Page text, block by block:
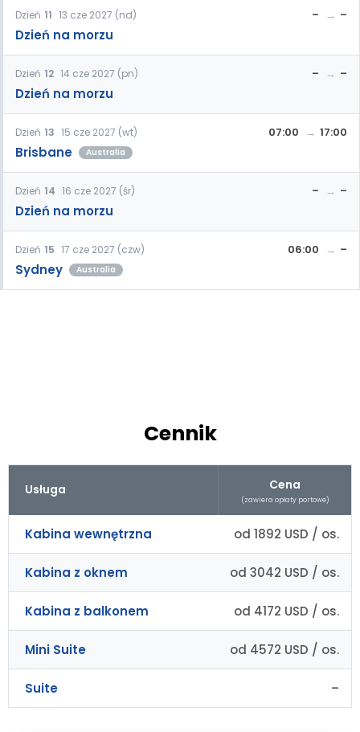
Dzień 11 13 cze 2027 (nd)
Dzień na morzu
– –
Dzień 12 14 cze 2027 (pn)
Dzień na morzu
– –
Dzień 13 15 cze 2027 (wt)
Brisbane Australia
07:00 17:00
Dzień 14 16 cze 2027 (śr)
Dzień na morzu
– –
Dzień 15 17 cze 2027 (czw)
Sydney Australia
06:00 –
Cennik
Usługa Cena
(zawiera opłaty portowe)
Kabina wewnętrzna od 1892 USD / os.
Kabina z oknem od 3042 USD / os.
Kabina z balkonem od 4172 USD / os.
Mini Suite od 4572 USD / os.
Suite –